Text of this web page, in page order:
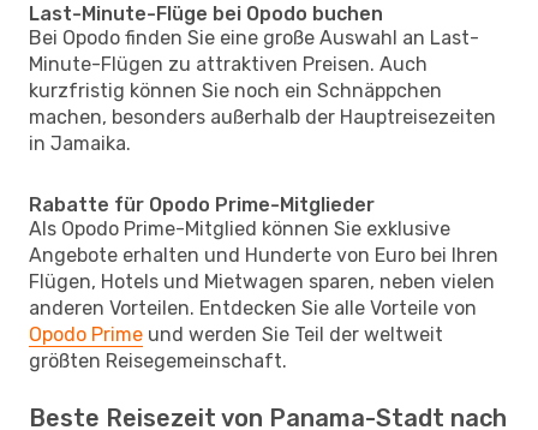
Last-Minute-Flüge bei Opodo buchen
Bei Opodo finden Sie eine große Auswahl an Last-
Minute-Flügen zu attraktiven Preisen. Auch
kurzfristig können Sie noch ein Schnäppchen
machen, besonders außerhalb der Hauptreisezeiten
in Jamaika.
Rabatte für Opodo Prime-Mitglieder
Als Opodo Prime-Mitglied können Sie exklusive
Angebote erhalten und Hunderte von Euro bei Ihren
Flügen, Hotels und Mietwagen sparen, neben vielen
anderen Vorteilen. Entdecken Sie alle Vorteile von
Opodo Prime und werden Sie Teil der weltweit
größten Reisegemeinschaft.
Beste Reisezeit von Panama-Stadt nach